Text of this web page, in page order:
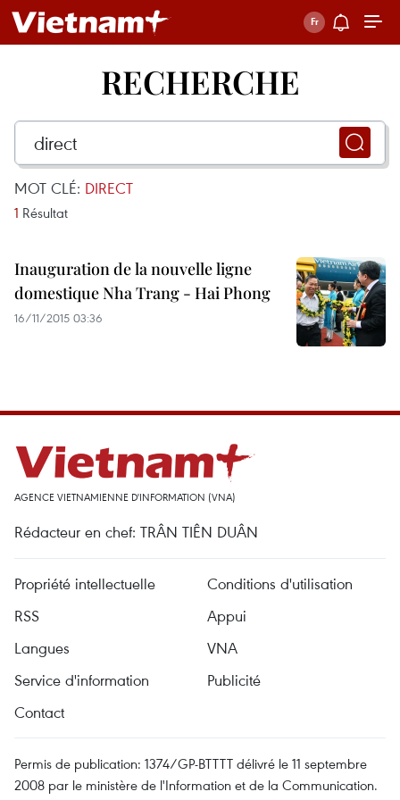
RECHERCHE
MOT CLÉ: DIRECT
1 Résultat
Inauguration de la nouvelle ligne
domestique Nha Trang - Hai Phong
16/11/2015 03:36
AGENCE VIETNAMIENNE D'INFORMATION (VNA)
Rédacteur en chef: TRÂN TIÊN DUÂN
Propriété intellectuelle
Conditions d'utilisation
RSS
Appui
Langues
VNA
Service d'information
Publicité
Contact
Permis de publication: 1374/GP-BTTTT délivré le 11 septembre
2008 par le ministère de l'Information et de la Communication.